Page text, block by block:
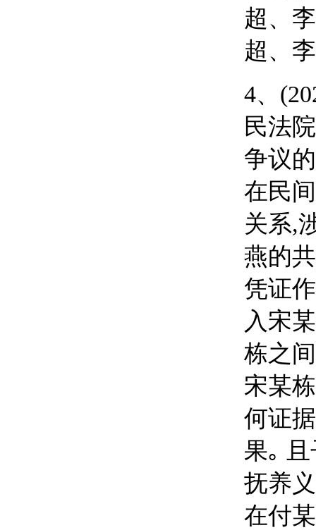
超、
超、
4、
民法
争议
在民
关系,
燕的
凭证
入宋
栋之
宋某栋
何证
果｡
抚养
在付